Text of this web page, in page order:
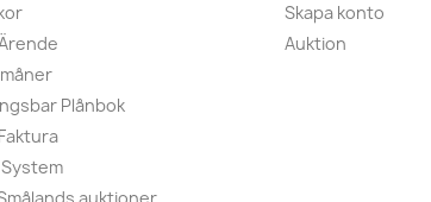
Plånbok
Skapa konto
Auktion